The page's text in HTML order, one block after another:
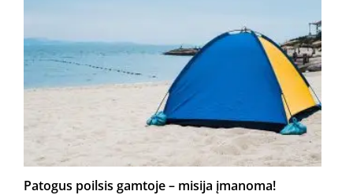
Patogus poilsis gamtoje – misija įmanoma!